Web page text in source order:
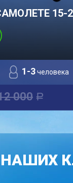
15-
1-3человека
000 a